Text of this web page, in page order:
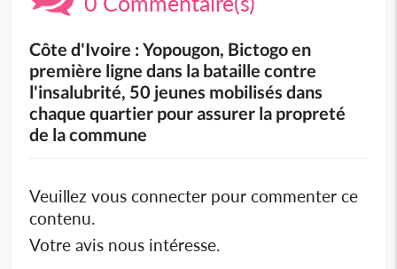
Côte d'Ivoire : Yopougon, Bictogo en
première ligne dans la bataille contre
l'insalubrité, 50 jeunes mobilisés dans
chaque quartier pour assurer la propreté
de la commune
Veuillez vous connecter pour commenter ce
contenu.
Votre avis nous intéresse.